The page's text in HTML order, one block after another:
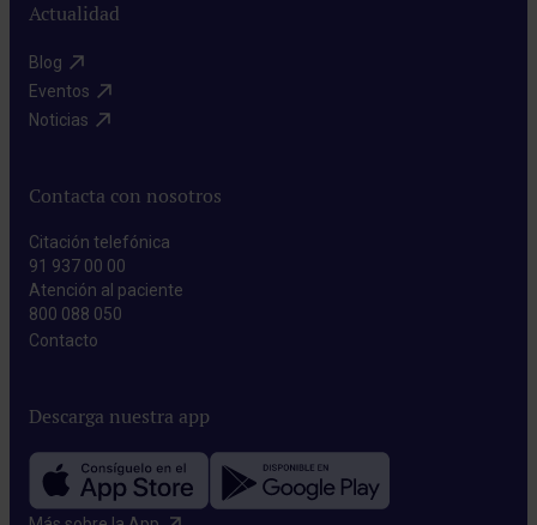
Actualidad
Blog​
Eventos​
Noticias​
Contacta con nosotros
Citación telefónica
91 937 00 00
Atención al paciente
800 088 050
Contacto​
Descarga nuestra app